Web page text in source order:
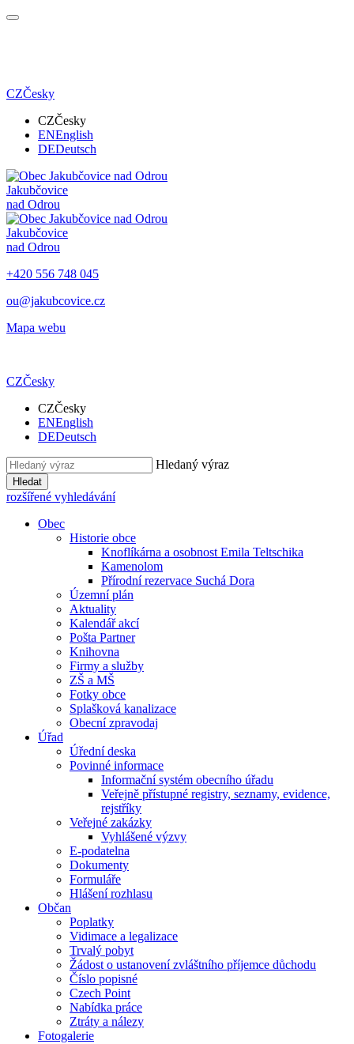
CZČesky
CZČesky
ENEnglish
DEDeutsch
Jakubčovice
nad Odrou
Jakubčovice
nad Odrou
+420 556 748 045
ou@jakubcovice.cz
Mapa webu
CZČesky
CZČesky
ENEnglish
DEDeutsch
Hledaný výraz
Hledat
rozšířené vyhledávání
Obec
Historie obce
Knoflíkárna a osobnost Emila Teltschika
Kamenolom
Přírodní rezervace Suchá Dora
Územní plán
Aktuality
Kalendář akcí
Pošta Partner
Knihovna
Firmy a služby
ZŠ a MŠ
Fotky obce
Splašková kanalizace
Obecní zpravodaj
Úřad
Úřední deska
Povinné informace
Informační systém obecního úřadu
Veřejně přístupné registry, seznamy, evidence,
rejstříky
Veřejné zakázky
Vyhlášené výzvy
E-podatelna
Dokumenty
Formuláře
Hlášení rozhlasu
Občan
Poplatky
Vidimace a legalizace
Trvalý pobyt
Žádost o ustanovení zvláštního příjemce důchodu
Číslo popisné
Czech Point
Nabídka práce
Ztráty a nálezy
Fotogalerie